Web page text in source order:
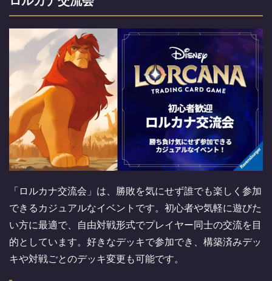
「ロルカナ交流会」は、勝敗を気にせず誰でも楽しく参加
できるカジュアルなイベントです。初心者や気軽に遊びた
い方に最適で、自由対戦形式でプレイヤー同士の交流を目
的としています。好きなデッキで参加でき、構築済みデッ
キや対戦ごとのデッキ変更も可能です。